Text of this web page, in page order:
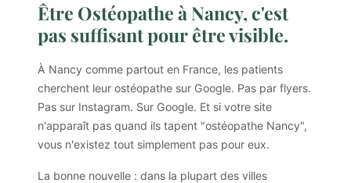
Être Ostéopathe à Nancy, c'est
pas suffisant pour être visible.
À Nancy comme partout en France, les patients
cherchent leur ostéopathe sur Google. Pas par flyers.
Pas sur Instagram. Sur Google. Et si votre site
n'apparaît pas quand ils tapent "ostéopathe Nancy",
vous n'existez tout simplement pas pour eux.
La bonne nouvelle : dans la plupart des villes